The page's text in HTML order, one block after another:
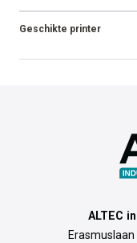
Geschikte printer
ALTEC